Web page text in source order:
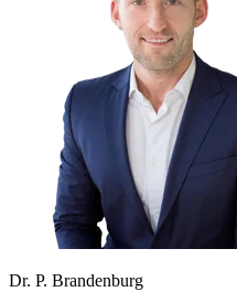
Dr. P. Brandenburg